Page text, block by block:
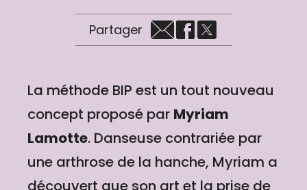
Partager
La méthode BIP est un tout nouveau
concept proposé par Myriam
Lamotte. Danseuse contrariée par
une arthrose de la hanche, Myriam a
découvert que son art et la prise de